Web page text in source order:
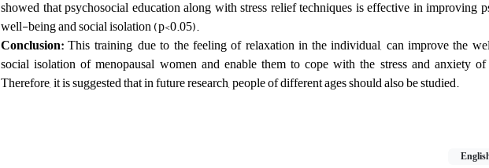
showed that psychosocial education along with stress relief techniques is effective in improving
well-being and social isolation (p<0.05).
Conclusion:This training, due to the feeling of relaxation in the individual, can improve the
social isolation of menopausal women and enable them to cope with the stress and anxiety of
Therefore, it is suggested that in future research, people of different ages should also be studied.